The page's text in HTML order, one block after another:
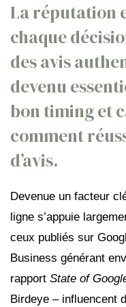
La réputation
chaque
des avis
devenu
bon timing et
comment
d’avis.
Devenue un facteur
ligne s’appuie
ceux publiés sur
Business générant
rapport State of
Birdeye – influencent